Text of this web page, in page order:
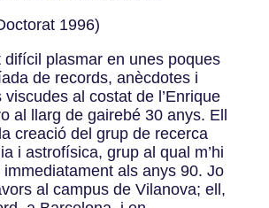
1996)
difícil plasmar en unes poques
de records, anècdotes i
al costat de l’Enrique
al llarg de gairebé 30 anys. Ell
creació del grup de recerca
i astrofísica, grup al qual m’hi
als anys 90. Jo
al campus de Vilanova; ell,